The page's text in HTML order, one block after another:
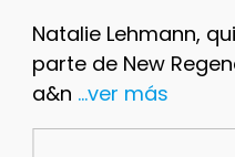
Natalie Lehmann,
parte de New
a&n ...ver más